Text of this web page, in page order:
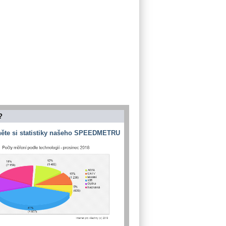
si statistiky našeho SPEEDMETRU